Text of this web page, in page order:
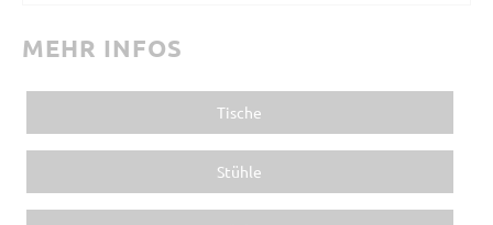
MEHR INFOS
Tische
Stühle